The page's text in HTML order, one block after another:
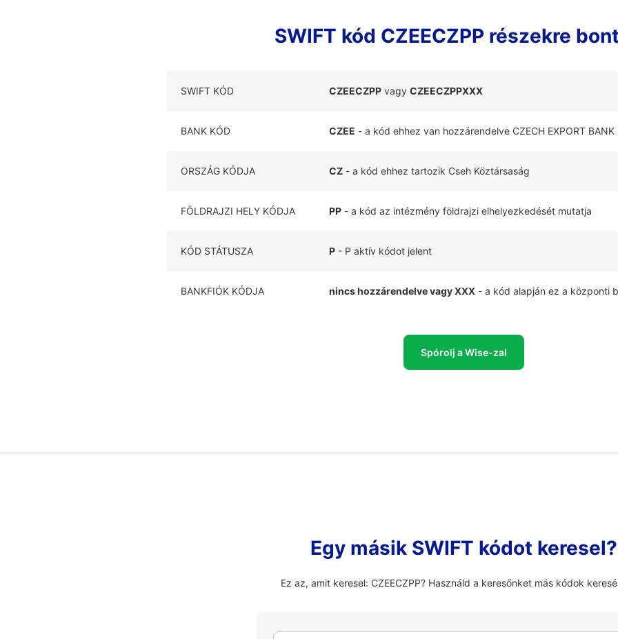
SWIFT kód CZEECZPP részekre
SWIFT KÓD CZEECZPP vagy CZEECZPPXXX
BANK KÓD CZEE - a kód ehhez van hozzárendelve CZECH EXPORT BANK
ORSZÁG KÓDJA CZ - a kód ehhez tartozik Cseh Köztársaság
FÖLDRAJZI HELY KÓDJA PP - a kód az intézmény földrajzi elhelyezkedését mutatja
KÓD STÁTUSZA P - P aktív kódot jelent
BANKFIÓK KÓDJA nincs hozzárendelve vagy XXX - a kód alapján ez a központi
Spórolj a Wise-zal
Egy másik SWIFT kódot keresel?
Ez az, amit keresel: CZEECZPP? Használd a keresőnket más kódok